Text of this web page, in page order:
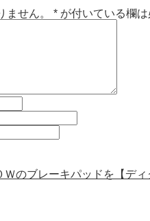
せん。 * が付いている欄
Ｗのブレーキパッドを【デ